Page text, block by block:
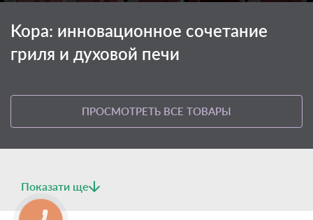
Kopa: инновационное сочетание
гриля и духовой печи
ПРОСМОТРЕТЬ ВСЕ ТОВАРЫ
Показати ще